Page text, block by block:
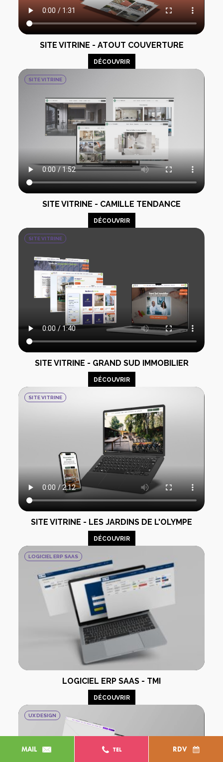
MAIL TEL RDV
SITE VITRINE - ATOUT COUVERTURE
DÉCOUVRIR
SITE VITRINE - CAMILLE TENDANCE
DÉCOUVRIR
SITE VITRINE
SITE VITRINE - GRAND SUD IMMOBILIER
DÉCOUVRIR
SITE VITRINE
SITE VITRINE - LES JARDINS DE L'OLYMPE
DÉCOUVRIR
SITE VITRINE
LOGICIEL ERP SAAS - TMI
DÉCOUVRIR
LOGICIEL ERP SAAS
UX DESIGN